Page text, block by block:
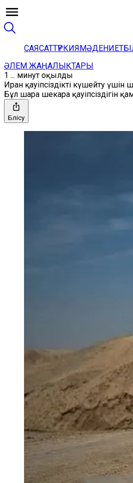
САЯСАТТҮРКИЯМӘДЕНИЕТ
ӘЛЕМ ЖАҢАЛЫҚТАРЫ
1 ... минут оқылды
Иран қауіпсіздікті күшейту
Бұл шара шекара қауіпсіздігін
Бөлісу